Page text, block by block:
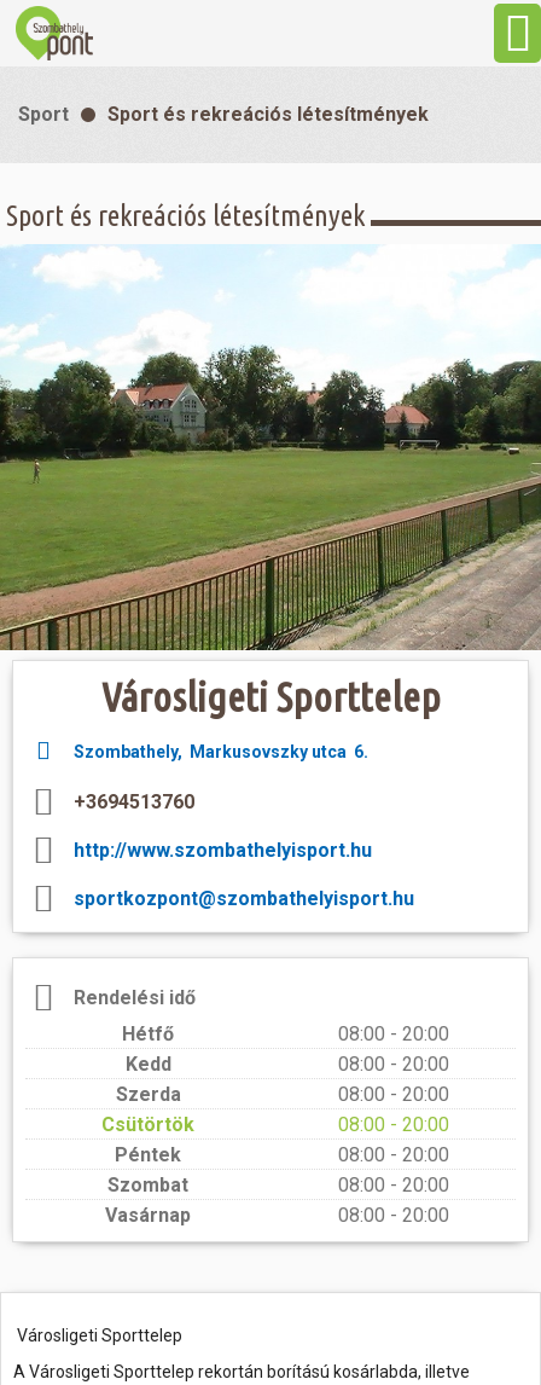
Látnivalók
Gasztronómia
Szállás
Sport
Szabadidő
Hasznos
Sport Sport és rekreációs létesítmények
Sport és rekreációs létesítmények
Városligeti Sporttelep
Szombathely, Markusovszky utca 6.
+3694513760
http://www.szombathelyisport.hu
sportkozpont@szombathelyisport.hu
Rendelési idő
Hétfő
08:00 - 20:00
Kedd
08:00 - 20:00
Szerda
08:00 - 20:00
Csütörtök
08:00 - 20:00
Péntek
08:00 - 20:00
Szombat
08:00 - 20:00
Vasárnap
08:00 - 20:00
Városligeti Sporttelep
A Városligeti Sporttelep rekortán borítású kosárlabda, illetve